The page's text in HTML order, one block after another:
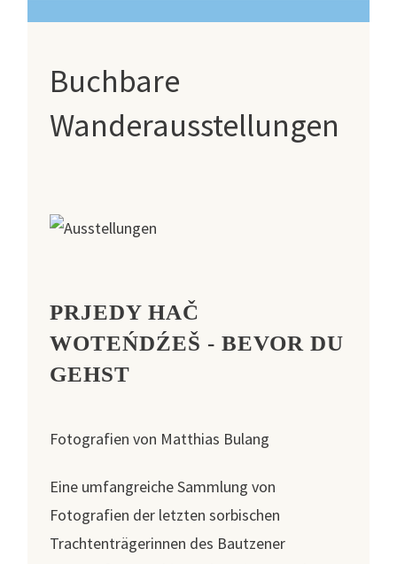
Buchbare
Wanderausstellungen
PRJEDY HAČ
WOTEŃDŹEŠ - BEVOR DU
GEHST
Fotografien von Matthias Bulang
Eine umfangreiche Sammlung von
Fotografien der letzten sorbischen
Trachtenträgerinnen des Bautzener